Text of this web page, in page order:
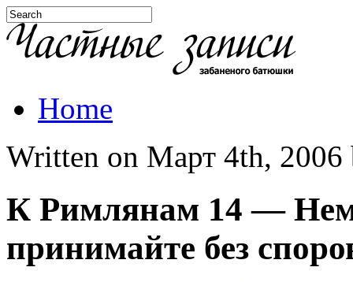
Home
Written on Март 4th, 2006
К Римлянам 14 —
принимайте без